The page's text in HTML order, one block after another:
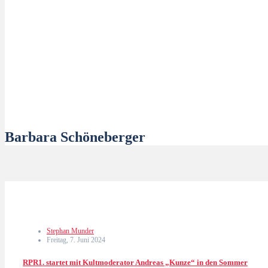
Barbara Schöneberger
Stephan Munder
Freitag, 7. Juni 2024
RPR1. startet mit Kultmoderator Andreas „Kunze“ in den Sommer